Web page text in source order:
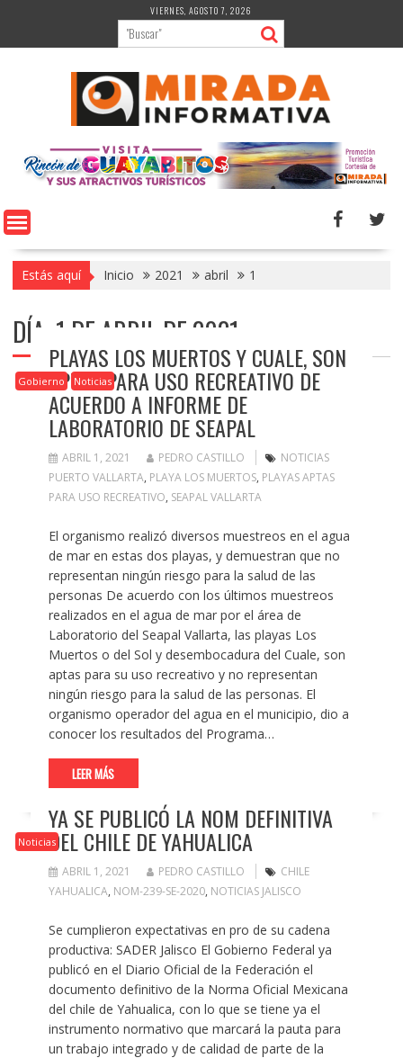
contenido
VIERNES, AGOSTO 7, 2026
Estás aquí Inicio 2021 abril 1
DÍA: 1 DE ABRIL DE 2021
Gobierno Noticias
PLAYAS LOS MUERTOS Y CUALE, SON
APTAS PARA USO RECREATIVO DE
ACUERDO A INFORME DE
LABORATORIO DE SEAPAL
ABRIL 1, 2021 PEDRO CASTILLO
NOTICIAS
PUERTO VALLARTA, PLAYA LOS MUERTOS, PLAYAS APTAS
PARA USO RECREATIVO, SEAPAL VALLARTA
El organismo realizó diversos muestreos en el agua
de mar en estas dos playas, y demuestran que no
representan ningún riesgo para la salud de las
personas De acuerdo con los últimos muestreos
realizados en el agua de mar por el área de
Laboratorio del Seapal Vallarta, las playas Los
Muertos o del Sol y desembocadura del Cuale, son
aptas para su uso recreativo y no representan
ningún riesgo para la salud de las personas. El
organismo operador del agua en el municipio, dio a
conocer los resultados del Programa…
LEER MÁS
Noticias
YA SE PUBLICÓ LA NOM DEFINITIVA
DEL CHILE DE YAHUALICA
ABRIL 1, 2021 PEDRO CASTILLO
CHILE
YAHUALICA, NOM-239-SE-2020, NOTICIAS JALISCO
Se cumplieron expectativas en pro de su cadena
productiva: SADER Jalisco El Gobierno Federal ya
publicó en el Diario Oficial de la Federación el
documento definitivo de la Norma Oficial Mexicana
del chile de Yahualica, con lo que se tiene ya el
instrumento normativo que marcará la pauta para
un trabajo integrado y de calidad de parte de la